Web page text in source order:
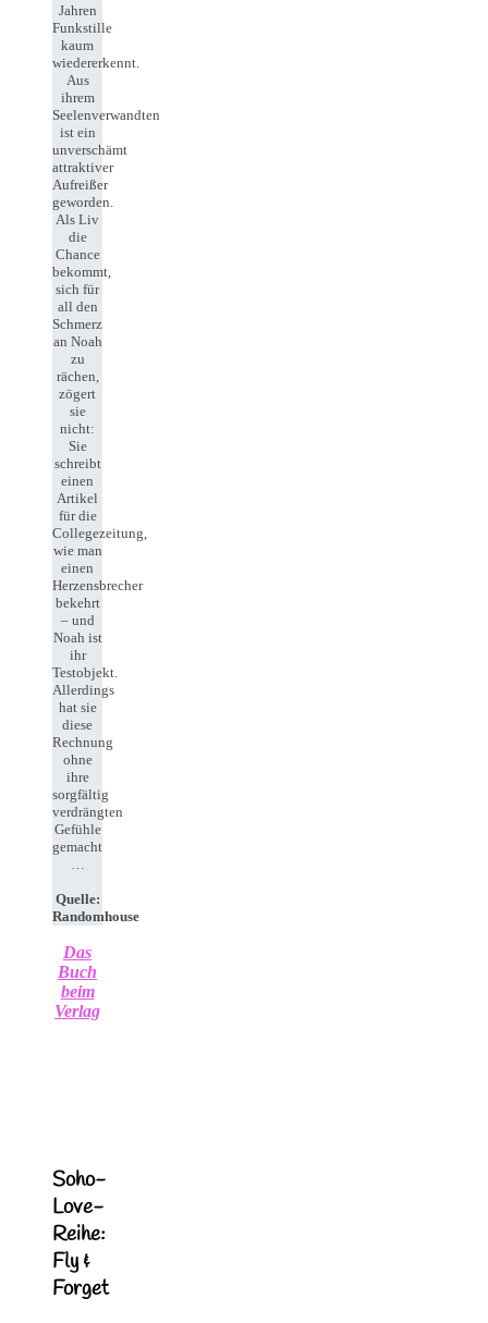
Jahren
Funkstille
kaum
wiedererkennt.
Aus
ihrem
Seelenverwandten
ist ein
unverschämt
attraktiver
Aufreißer
geworden.
Als Liv
die
Chance
bekommt,
sich für
all den
Schmerz
an Noah
zu
rächen,
zögert
sie
nicht:
Sie
schreibt
einen
Artikel
für die
Collegezeitung,
wie man
einen
Herzensbrecher
bekehrt
– und
Noah ist
ihr
Testobjekt.
Allerdings
hat sie
diese
Rechnung
ohne
ihre
sorgfältig
verdrängten
Gefühle
gemacht
Quelle:
Randomhouse
Das
Buch
beim
Verlag
Soho-
Love-
Reihe:
Fly &
Forget